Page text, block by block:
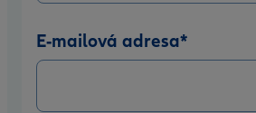
E-mailová adresa*